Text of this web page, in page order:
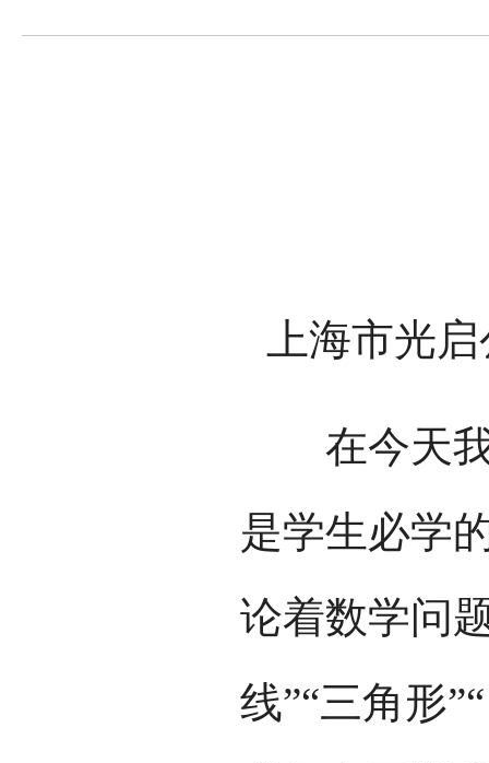
上海市光
在今天我
是学生必学
论着数学问
线”“三角形